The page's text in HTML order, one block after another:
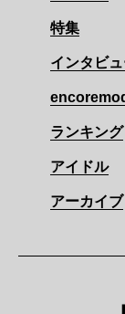
特集
インタビ
ランキング
アイドル
アーカイブ